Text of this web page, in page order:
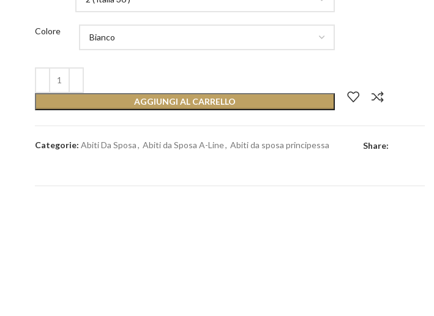
Colore
AGGIUNGI AL CARRELLO
Categorie: Abiti Da Sposa, Abiti da Sposa A-Line, Abiti da sposa principessa Share: